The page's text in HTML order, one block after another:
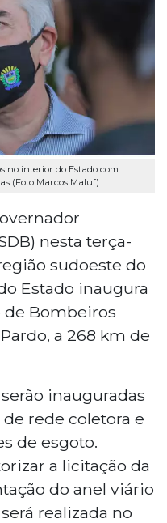
no interior do Estado com
(Foto Marcos Maluf)
nesta terça-
sudoeste do
Estado inaugura
de Bombeiros
a 268 km de
inauguradas
rede coletora e
de esgoto.
a licitação da
do anel viário
realizada no